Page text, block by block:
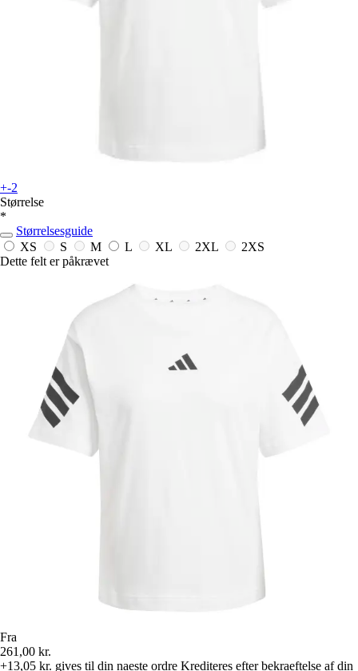
+-2
Størrelse
*
Størrelsesguide
XS
S M L XL 2XL
2XS
Dette felt er påkrævet
Fra
261,00 kr.
+13,05 kr. gives til din naeste ordre Krediteres efter bekraeftelse af din